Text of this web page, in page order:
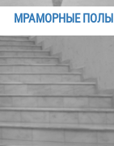
МРАМОРНЫЕ ПОЛЫ